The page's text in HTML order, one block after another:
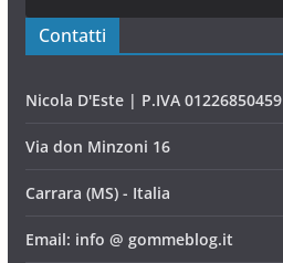
Contatti
Nicola D'Este | P.IVA 01226850459
Via don Minzoni 16
Carrara (MS) - Italia
Email: info @ gommeblog.it